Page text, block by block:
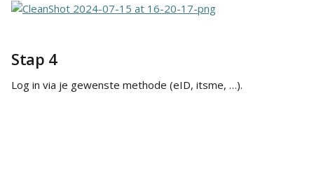
Stap 4
Log in via je gewenste methode (eID, itsme, …).